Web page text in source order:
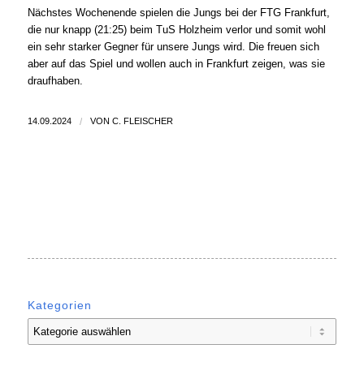
Nächstes Wochenende spielen die Jungs bei der FTG Frankfurt,
die nur knapp (21:25) beim TuS Holzheim verlor und somit wohl
ein sehr starker Gegner für unsere Jungs wird. Die freuen sich
aber auf das Spiel und wollen auch in Frankfurt zeigen, was sie
draufhaben.
14.09.2024 / VON C. FLEISCHER
Kategorien
Kategorien